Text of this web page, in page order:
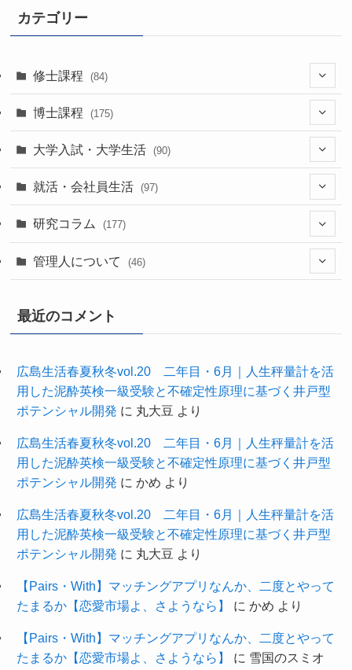
イ
ブ
カテゴリー
修士課程 (84)
(7)
(39)
博士課程 (175)
(52)
(35)(60)
(22)
大学入試・大学生活 (90)
(43)
(37)
就活・会社員生活 (97)
(20)
(42)
(11)
(10)
研究コラム (177)
(20)
管理人について (46)
(3)
(9)
最近のコメント
広島生活春夏秋冬vol.20 二年目・6月｜人生秤量計を活
用した泥酔英検一級受験と不確定性原理に基づく井戸型
ポテンシャル開発 に 丸大豆 より
広島生活春夏秋冬vol.20 二年目・6月｜人生秤量計を活
用した泥酔英検一級受験と不確定性原理に基づく井戸型
ポテンシャル開発 にかめ より
広島生活春夏秋冬vol.20 二年目・6月｜人生秤量計を活
用した泥酔英検一級受験と不確定性原理に基づく井戸型
ポテンシャル開発 に 丸大豆 より
【Pairs・With】マッチングアプリなんか、二度とやって
たまるか【恋愛市場よ、さようなら】
にかめ より
【Pairs・With】マッチングアプリなんか、二度とやって
たまるか【恋愛市場よ、さようなら】
に 雪国のスミオ